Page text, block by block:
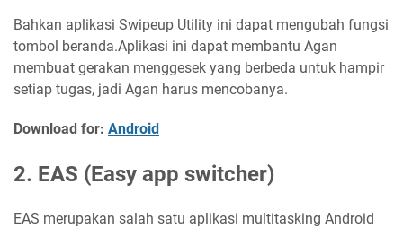
Bahkan aplikasi Swipeup Utility ini dapat mengubah fungsi
tombol beranda.Aplikasi ini dapat membantu Agan
membuat gerakan menggesek yang berbeda untuk hampir
setiap tugas, jadi Agan harus mencobanya.
Download for: Android
2. EAS (Easy app switcher)
EAS merupakan salah satu aplikasi multitasking Android